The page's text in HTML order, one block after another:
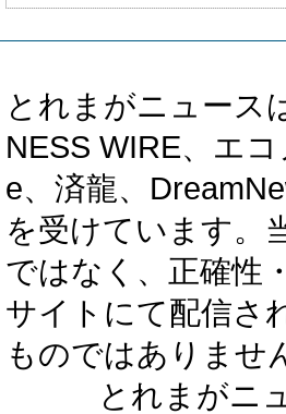
とれまがニュース
NESS WIRE、エ
e、済龍、
を受けています。
ではなく、正確性
サイトにて配信さ
ものではありませ
とれまがニ